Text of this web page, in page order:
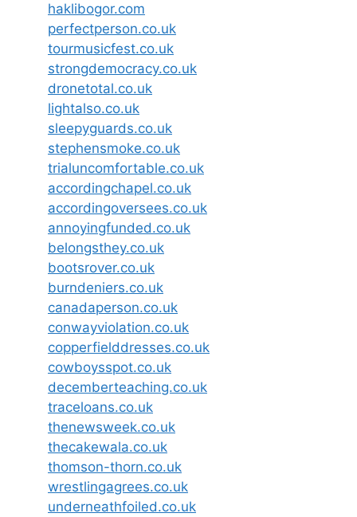
haklibogor.com
perfectperson.co.uk
tourmusicfest.co.uk
strongdemocracy.co.uk
dronetotal.co.uk
lightalso.co.uk
sleepyguards.co.uk
stephensmoke.co.uk
trialuncomfortable.co.uk
accordingchapel.co.uk
accordingoversees.co.uk
annoyingfunded.co.uk
belongsthey.co.uk
bootsrover.co.uk
burndeniers.co.uk
canadaperson.co.uk
conwayviolation.co.uk
copperfielddresses.co.uk
cowboysspot.co.uk
decemberteaching.co.uk
traceloans.co.uk
thenewsweek.co.uk
thecakewala.co.uk
thomson-thorn.co.uk
wrestlingagrees.co.uk
underneathfoiled.co.uk